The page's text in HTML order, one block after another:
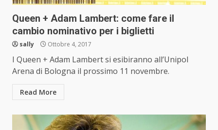
Queen + Adam Lambert: come fare il
cambio nominativo per i biglietti
sally Ottobre 4, 2017
I Queen + Adam Lambert si esibiranno all’Unipol
Arena di Bologna il prossimo 11 novembre.
Read More